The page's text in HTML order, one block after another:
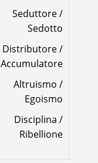
Seduttore /
Sedotto
Distributore /
Accumulatore
Altruismo /
Egoismo
Disciplina /
Ribellione